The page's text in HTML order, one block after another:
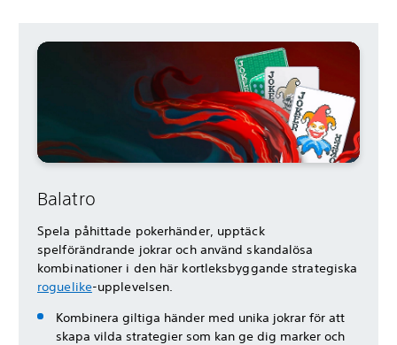
Balatro
Spela påhittade pokerhänder, upptäck
spelförändrande jokrar och använd skandalösa
kombinationer i den här kortleksbyggande strategiska
roguelike-upplevelsen.
Kombinera giltiga händer med unika jokrar för att
skapa vilda strategier som kan ge dig marker och